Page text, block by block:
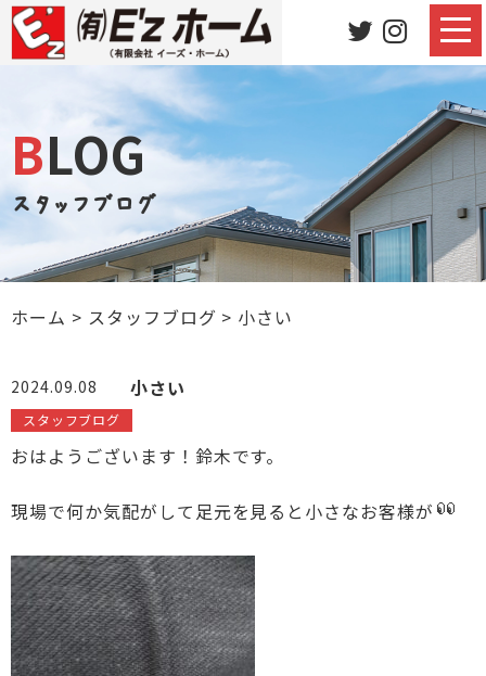
BLOG
スタッフブログ
ホーム > スタッフブログ > 小さい
2024.09.08 小さい
スタッフブログ
おはようございます！鈴木です。
現場で何か気配がして足元を見ると小さなお客様が